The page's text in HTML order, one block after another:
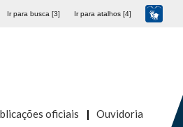
Ir para busca [3] Ir para atalhos [4]
oficiais Ouvidoria